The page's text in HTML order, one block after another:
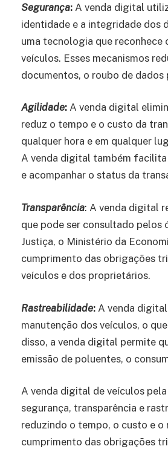
Segurança: A venda digital
identidade e a integridade dos
uma tecnologia que
veículos. Esses mecanismos
documentos, o roubo de dados
Agilidade: A venda digital
reduz o tempo e o custo da
qualquer hora e em qualquer
A venda digital também facilita
e acompanhar o status da
Transparência: A venda digital
que pode ser consultado
Justiça, o Ministério da
cumprimento das obrigações
veículos e dos proprietários.
Rastreabilidade: A venda
manutenção dos veículos, o
disso, a venda digital permite
emissão de poluentes, o
A venda digital de veículos
segurança, transparência e
reduzindo o tempo, o custo e
cumprimento das obrigações